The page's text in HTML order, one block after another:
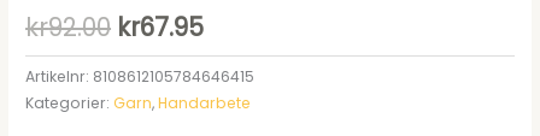
kr92.00 Det
ursprungliga
priset
kr67.95Det
nuvarande
priset
Artikelnr: 8108612105784646415
Kategorier: Garn,Handarbete